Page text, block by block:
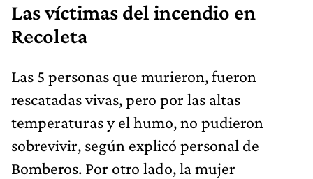
Las víctimas del incendio en
Recoleta
Las 5 personas que murieron, fueron
rescatadas vivas, pero por las altas
temperaturas y el humo, no pudieron
sobrevivir, según explicó personal de
Bomberos. Por otro lado, la mujer